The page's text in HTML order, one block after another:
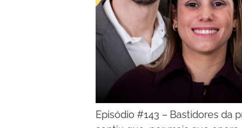
Episódio #143 – Bastidores da